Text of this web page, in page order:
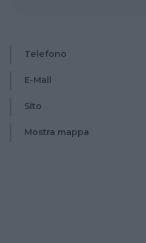
Telefono
E-Mail
Sito
Mostra mappa